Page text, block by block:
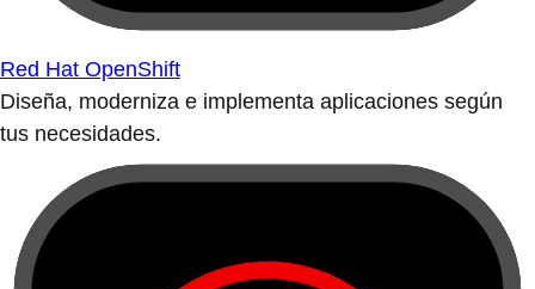
Red Hat OpenShift
Diseña, moderniza e implementa aplicaciones según
tus necesidades.